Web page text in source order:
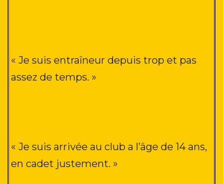
« Je suis entraîneur depuis trop et pas
assez de temps. »
« Je suis arrivée au club a l’âge de 14 ans,
en cadet justement. »